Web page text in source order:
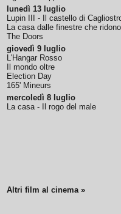
lunedì 13 luglio
Lupin III - Il castello di
La casa dalle finestre che ridono
The Doors
giovedì 9 luglio
L'Hangar Rosso
Il mondo oltre
Election Day
165' Mineurs
mercoledì 8 luglio
La casa - Il rogo del male
Altri film al cinema »